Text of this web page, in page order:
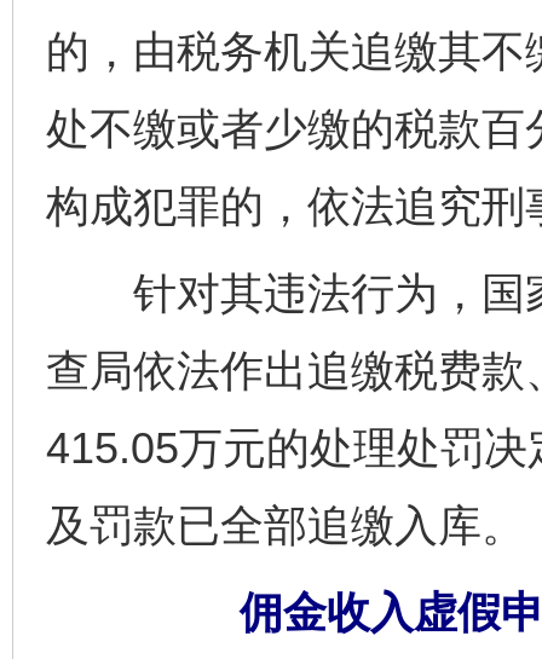
的，由税务机关追缴其
处不缴或者少缴的税款
构成犯罪的，依法追究刑
针对其违法行为，国
查局依法作出追缴税费
415.05万元的处理处罚
及罚款已全部追缴入库。
佣金收入虚假